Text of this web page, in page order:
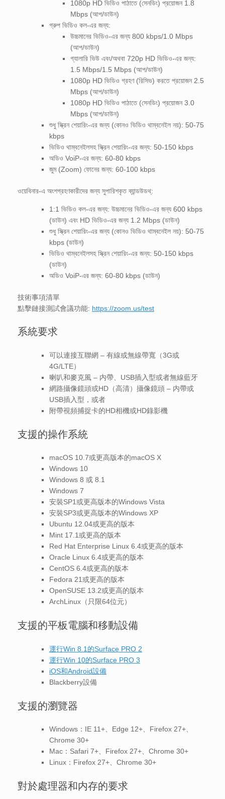
1080p HD ভিডিও পাঠাতে (সেনডিং) প্রয়োজন 1.8
Mbps (আপ/ডাউন)
গ্রুপ ভিডিও কল-এর জন্য:
উচ্চমানের ভিডিও-এর জন্য 800 kbps/1.0 Mbps
(আপ/ডাউন)
গ্যালারি ভিউ এবং/অথবা 720p HD ভিডিও-এর জন্য:
1.5 Mbps/1.5 Mbps (আপ/ডাউন)
1080p HD ভিডিও গ্রহণ (রিসিভ) করতে প্রয়োজন 2.5
Mbps (আপ/ডাউন)
1080p HD ভিডিও পাঠাতে (সেনডিং) প্রয়োজন 3.0
Mbps (আপ/ডাউন)
শুধু স্ক্রিন শেয়ারিং-এর জন্য (কোনও ভিডিও থাম্বনেইল নয়): 50-75
kbps
ভিডিও থাম্বনেইলসহ স্ক্রিন শেয়ারিং-এর জন্য: 50-150 kbps
অডিও VoiP-এর জন্য: 60-80 kbps
জুম (Zoom) ফোনের জন্য: 60-100 kbps
ওয়েবিনার-এ অংশগ্রহণকারীদের জন্য সুপারিশকৃত ব্যান্ডউডথ্:
1:1 ভিডিও কল-এর জন্য: উচ্চমানের ভিডিও-এর জন্য 600 kbps
(ডাউন) এবং HD ভিডিও-এর জন্য 1.2 Mbps (ডাউন)
শুধু স্ক্রিন শেয়ারিং-এর জন্য (কোনও ভিডিও থাম্বনেইল নয়): 50-75
kbps (ডাউন)
ভিডিও থাম্বনেইলসহ স্ক্রিন শেয়ারিং-এর জন্য: 50-150 kbps
(ডাউন)
অডিও VoiP-এর জন্য: 60-80 kbps (ডাউন)
技術事項清單
點擊鏈接測試會議功能: https://zoom.us/test
系統要求
可以連接互聯網 – 有線或無線帶寬（3G或
4G/LTE）
喇叭和麥克風 – 内帶、USB插入型或者無線藍牙
網路攝像鏡頭或HD（高清）攝像鏡頭 – 内帶或
USB插入型，或者
附帶視頻捕捉卡的HD相機或HD錄影機
支援的操作系統
macOS 10.7或更高版本的macOS X
Windows 10
Windows 8 或 8.1
Windows 7
安裝SP1或更高版本的Windows Vista
安裝SP3或更高版本的Windows XP
Ubuntu 12.04或更高的版本
Mint 17.1或更高的版本
Red Hat Enterprise Linux 6.4或更高的版本
Oracle Linux 6.4或更高的版本
CentOS 6.4或更高的版本
Fedora 21或更高的版本
OpenSUSE 13.2或更高的版本
ArchLinux（只限64位元）
支援的平板電腦和移動設備
運行Win 8.1的Surface PRO 2
運行Win 10的Surface PRO 3
iOS和Android設備
Blackberry設備
支援的瀏覽器
Windows：IE 11+、Edge 12+、Firefox 27+、
Chrome 30+
Mac：Safari 7+、Firefox 27+、Chrome 30+
Linux：Firefox 27+、Chrome 30+
對於處理器和内存的要求